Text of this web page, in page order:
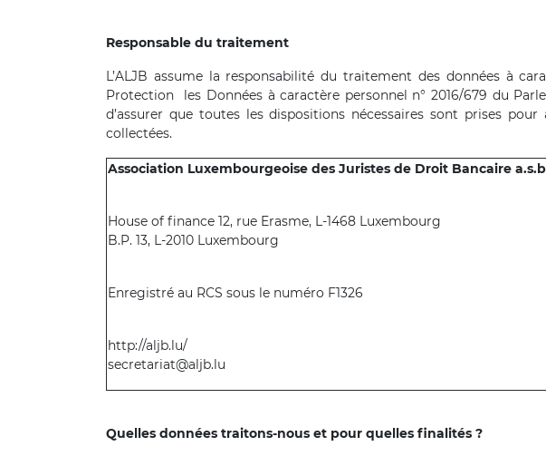
Responsable du traitement
L’ALJB assume la responsabilité du traitement des données à
Protection les Données à caractère personnel n° 2016/679 du
d’assurer que toutes les dispositions nécessaires sont prises
collectées.
Association Luxembourgeoise des Juristes de Droit Bancaire
House of finance 12, rue Erasme, L-1468 Luxembourg
B.P. 13, L-2010 Luxembourg
Enregistré au RCS sous le numéro F1326
http://aljb.lu/
secretariat@aljb.lu
Quelles données traitons-nous et pour quelles finalités ?